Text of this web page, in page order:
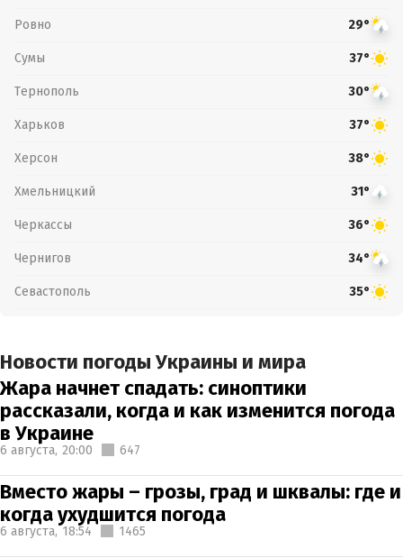
Ровно 29°
Сумы 37°
Тернополь 30°
Харьков 37°
Херсон 38°
Хмельницкий 31°
Черкассы 36°
Чернигов 34°
Севастополь 35°
Новости погоды Украины и мира
Жара начнет спадать: синоптики
рассказали, когда и как изменится погода
в Украине
6 августа, 20:00 647
Вместо жары – грозы, град и шквалы: где и
когда ухудшится погода
6 августа, 18:54 1465